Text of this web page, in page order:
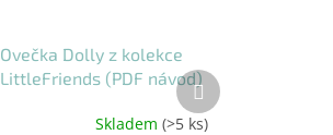
Ovečka Dolly z kolekce
LittleFriends (PDF návod)
Skladem (>5 ks)
Další
produkt